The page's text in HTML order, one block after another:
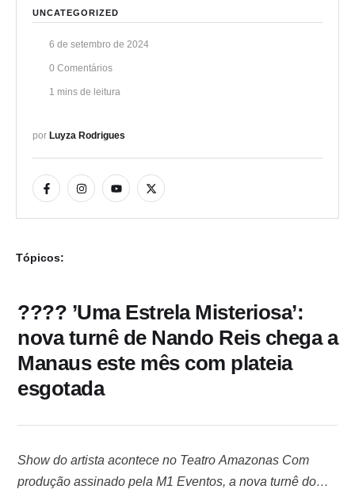
UNCATEGORIZED
6 de setembro de 2024
0 Comentários
1 mins de leitura
por Luyza Rodrigues
Tópicos:
???? ’Uma Estrela Misteriosa’:
nova turnê de Nando Reis chega a
Manaus este mês com plateia
esgotada
Show do artista acontece no Teatro Amazonas Com
produção assinado pela M1 Eventos, a nova turnê do